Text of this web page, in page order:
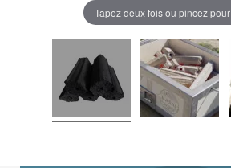
Tapez deux fois ou pincez